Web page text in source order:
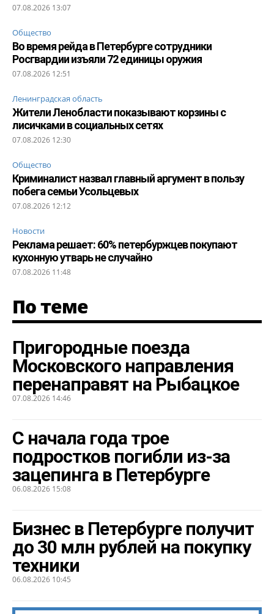
07.08.2026 13:07
Общество
Во время рейда в Петербурге сотрудники
Росгвардии изъяли 72 единицы оружия
07.08.2026 12:51
Ленинградская область
Жители Ленобласти показывают корзины с
лисичками в социальных сетях
07.08.2026 12:30
Общество
Криминалист назвал главный аргумент в пользу
побега семьи Усольцевых
07.08.2026 12:12
Новости
Реклама решает: 60% петербуржцев покупают
кухонную утварь не случайно
07.08.2026 11:48
По теме
Пригородные поезда
Московского направления
перенаправят на Рыбацкое
07.08.2026 14:46
С начала года трое
подростков погибли из-за
зацепинга в Петербурге
06.08.2026 15:08
Бизнес в Петербурге получит
до 30 млн рублей на покупку
техники
06.08.2026 10:45